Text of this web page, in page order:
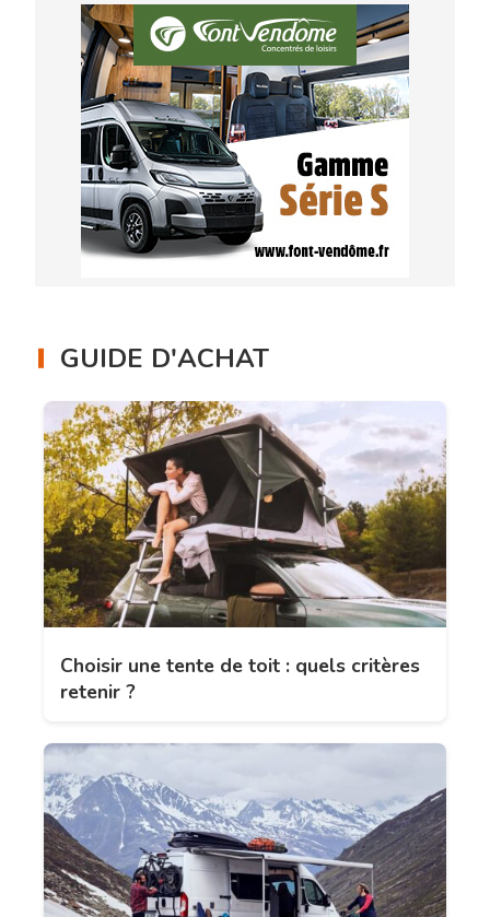
GUIDE D'ACHAT
Choisir une tente de toit : quels critères
retenir ?